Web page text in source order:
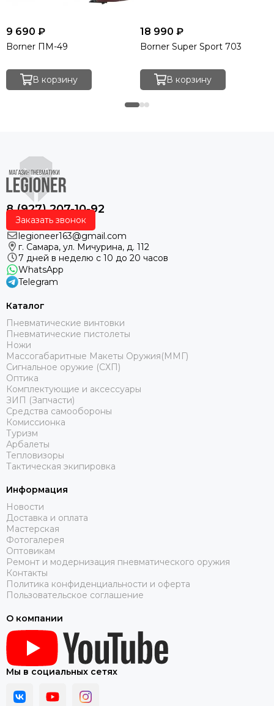
9 690 ₽
Borner ПМ-49
В корзину
18 990 ₽
Borner Super Sport 703
В корзину
8 (927) 207-10-92
Заказать звонок
legioneer163@gmail.com
г. Самара, ул. Мичурина, д. 112
7 дней в неделю с 10 до 20 часов
WhatsApp
Telegram
Каталог
Пневматические винтовки
Пневматические пистолеты
Ножи
Массогабаритные Макеты Оружия(ММГ)
Сигнальное оружие (СХП)
Оптика
Комплектующие и аксессуары
ЗИП (Запчасти)
Средства самообороны
Комиссионка
Туризм
Арбалеты
Тепловизоры
Тактическая экипировка
Информация
Новости
Доставка и оплата
Мастерская
Фотогалерея
Оптовикам
Ремонт и модернизация пневматического оружия
Контакты
Политика конфиденциальности и оферта
Пользовательское соглашение
О компании
Мы в социальных сетях